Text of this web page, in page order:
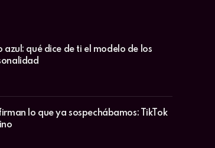
azul: qué dice de ti el modelo de los
lo que ya sospechábamos: TikTok